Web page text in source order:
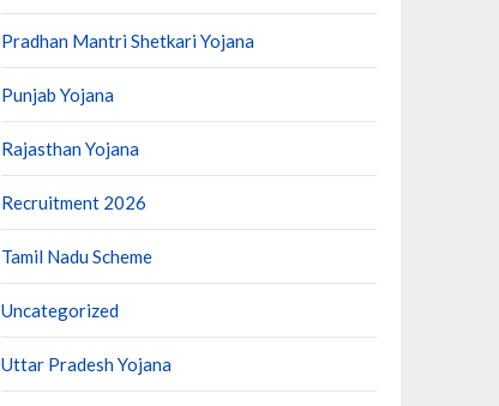
Pradhan Mantri Shetkari Yojana
Punjab Yojana
Rajasthan Yojana
Recruitment 2026
Tamil Nadu Scheme
Uncategorized
Uttar Pradesh Yojana